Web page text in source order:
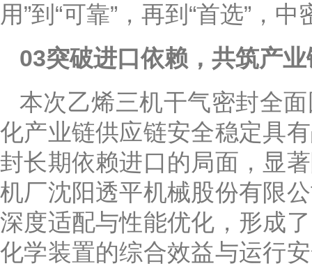
用”到“可靠”，再到“首选”，
03突破进口依赖，共筑产
本次乙烯三机干气密封全
化产业链供应链安全稳定具
封长期依赖进口的局面，显
机厂沈阳透平机械股份有限
深度适配与性能优化，形成
化学装置的综合效益与运行